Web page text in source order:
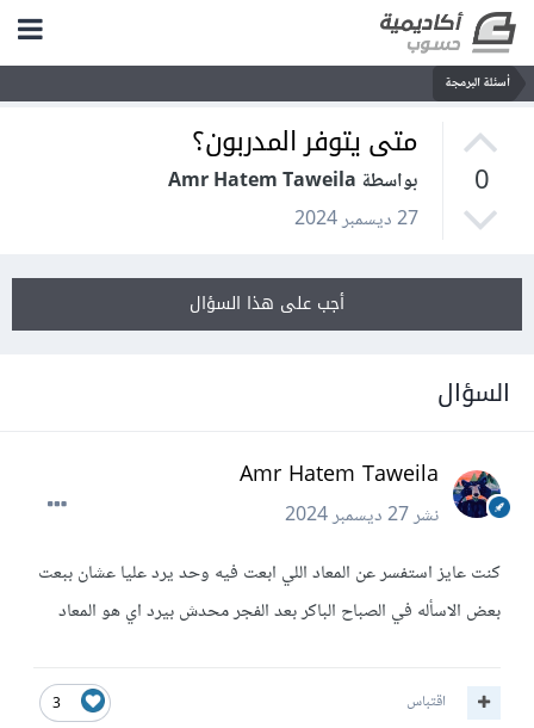
أسئلة البرمجة
0
متى يتوفر المدربون؟
بواسطة Amr Hatem Taweila
27 ديسمبر 2024
أجب على هذا السؤال
السؤال
Amr Hatem Taweila
نشر27 ديسمبر 2024
كنت عايز استفسر عن المعاد اللي ابعت فيه وحد يرد عليا عشان ببعت
بعض الاسأله في الصباح الباكر بعد الفجر محدش بيرد اي هو المعاد
3 اقتباس